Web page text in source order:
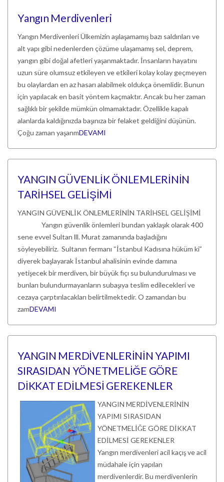
Yangın Merdivenleri
Yangın Merdivenleri Ülkemizin aşılaşamamış bazı saldırıları ve
alt yapı gibi nedenlerden çözüme ulaşamamış sel, deprem,
yangın gibi doğal afetleri yaşanmaktadır. İnsanların hayatını
uzun süre olumsuz etkileyen ve etkileri kolay kolay geçmeyen
bu olaylardan en az hasarı alabilmek oldukça önemlidir. Bunun
için yapılacak en basit yöntem kaçmaktır. Ancak bu her zaman
sağlıklı bir şekilde mümkün olmamaktadır. Özellikle kapalı
alanlarda kaldığınızda başınıza bir felaket geldiğini düşünün.
Çoğu zaman yaşanmDEVAMI
YANGIN GÜVENLİK ÖNLEMLERİNİN
TARİHSEL GELİŞİMİ
YANGIN GÜVENLİK ÖNLEMLERİNİN TARİHSEL GELİŞİMİ
Yangın güvenlik önlemleri bundan yaklaşık olarak 400
sene evvel Sultan lll. Murat zamanında başladığını
söyleyebiliriz. Sultanın fermanı “İstanbul Kadısına hüküm ki”
diyerek başlayarak İstanbul ahalisinin evinde damına
yetişecek bir merdiven, bir büyük fıçı su bulundurulması ve
bunları bulundurmayanların subaşıya teslim edilecekleri ve
cezaya çarptırılacakları belirtilmektedir. O zamandan bu
zamDEVAMI
YANGIN MERDİVENLERİNİN YAPIMI
SIRASIDAN YÖNETMELİĞE GÖRE
DİKKAT EDİLMESİ GEREKENLER
YANGIN MERDİVENLERİNİN
YAPIMI SIRASIDAN
YÖNETMELİĞE GÖRE DİKKAT
EDİLMESİ GEREKENLER
Yangın merdivenleri acil kaçış ve acil
müdahale için yapılan
merdivenlerdir. Bu merdivenlerin